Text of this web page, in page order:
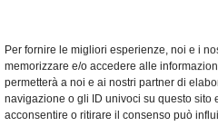
Per fornire le migliori esperienze, noi e i
memorizzare e/o accedere alle
permetterà a noi e ai nostri partner di
navigazione o gli ID univoci su questo sito
acconsentire o ritirare il consenso può
il nuovo modulo
di manutenzione
all’ampia
vantaggi vi è
feed video in real time che